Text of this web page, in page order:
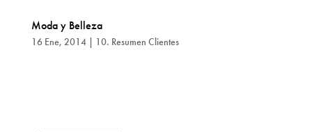
Moda y Belleza
16 Ene, 2014| 10. Resumen Clientes